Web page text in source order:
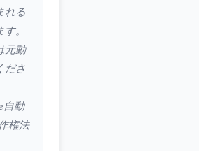
れる
。
元動
ださ
自動
権法